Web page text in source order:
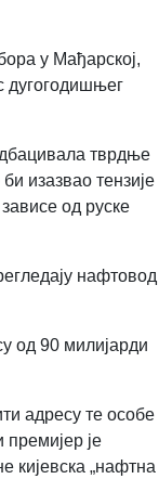
у Мађарској,
дугогодишњег
тврдње
изазвао тензије
од руске
нафтовод
од 90 милијарди
адресу те особе
је
кијевска „нафтна